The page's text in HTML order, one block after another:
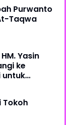
Purwanto
Taqwa
Yasin
ke
untuk
Tokoh